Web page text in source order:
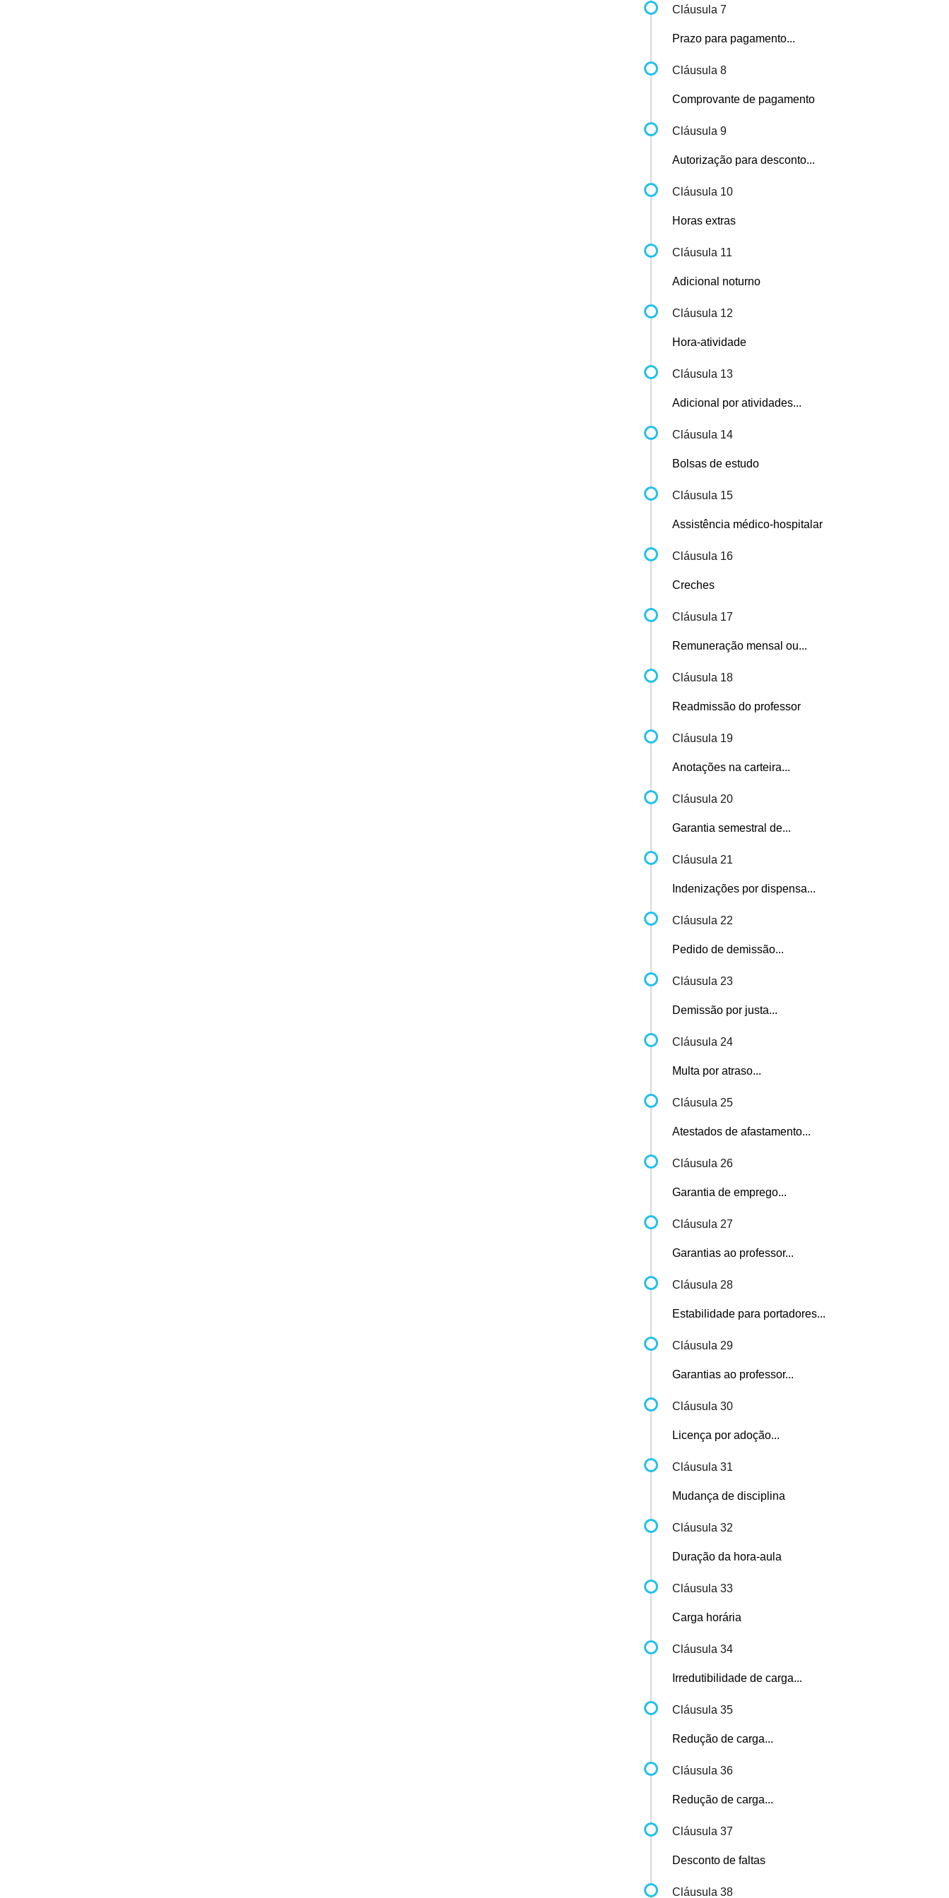
Cláusula 7
Prazo para pagamento...
Cláusula 8
Comprovante de pagamento
Cláusula 9
Autorização para desconto...
Cláusula 10
Horas extras
Cláusula 11
Adicional noturno
Cláusula 12
Hora-atividade
Cláusula 13
Adicional por atividades...
Cláusula 14
Bolsas de estudo
Cláusula 15
Assistência médico-hospitalar
Cláusula 16
Creches
Cláusula 17
Remuneração mensal ou...
Cláusula 18
Readmissão do professor
Cláusula 19
Anotações na carteira...
Cláusula 20
Garantia semestral de...
Cláusula 21
Indenizações por dispensa...
Cláusula 22
Pedido de demissão...
Cláusula 23
Demissão por justa...
Cláusula 24
Multa por atraso...
Cláusula 25
Atestados de afastamento...
Cláusula 26
Garantia de emprego...
Cláusula 27
Garantias ao professor...
Cláusula 28
Estabilidade para portadores...
Cláusula 29
Garantias ao professor...
Cláusula 30
Licença por adoção...
Cláusula 31
Mudança de disciplina
Cláusula 32
Duração da hora-aula
Cláusula 33
Carga horária
Cláusula 34
Irredutibilidade de carga...
Cláusula 35
Redução de carga...
Cláusula 36
Redução de carga...
Cláusula 37
Desconto de faltas
Cláusula 38